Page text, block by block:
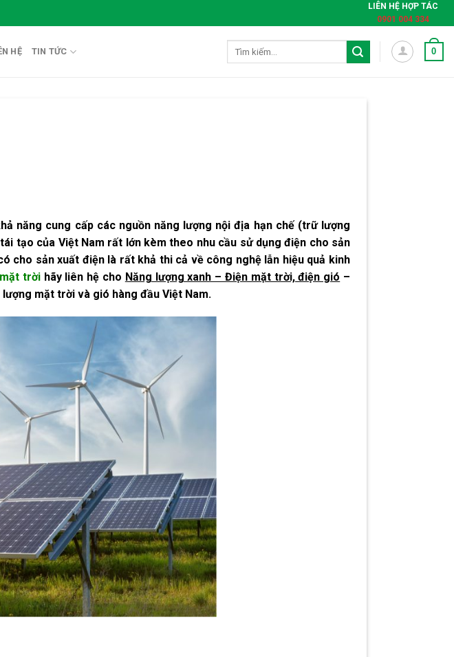
LIÊN HỆ HỢP TÁC
0901 004 334
HỆ TIN TỨC 0
năng cung cấp các nguồn năng lượng nội địa hạn chế (trữ lượng
tạo của Việt Nam rất lớn kèm theo nhu cầu sử dụng điện cho sản
cho sản xuất điện là rất khả thi cả về công nghệ lẫn hiệu quả kinh
trờihãy liên hệ cho Năng lượng xanh – Điện mặt trời, điện gió –
mặt trời và gió hàng đầu Việt Nam.